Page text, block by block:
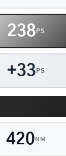
238 PS
+33 PS
420 NM